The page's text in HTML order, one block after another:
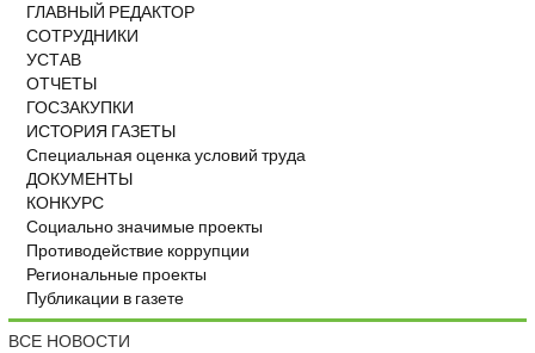
ГЛАВНЫЙ РЕДАКТОР
СОТРУДНИКИ
УСТАВ
ОТЧЕТЫ
ГОСЗАКУПКИ
ИСТОРИЯ ГАЗЕТЫ
Специальная оценка условий труда
ДОКУМЕНТЫ
КОНКУРС
Социально значимые проекты
Противодействие коррупции
Региональные проекты
Публикации в газете
ВСЕ НОВОСТИ